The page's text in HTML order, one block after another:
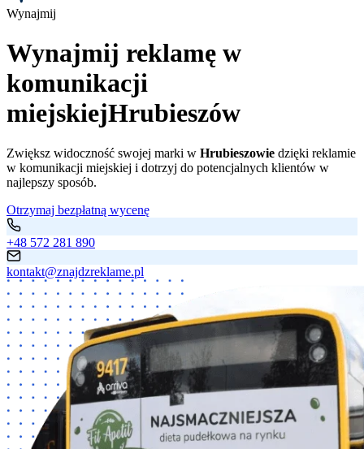
Wynajmij
Wynajmij reklamę w
komunikacji
miejskiejHrubieszów
Zwiększ widoczność swojej marki w Hrubieszowie dzięki reklamie
w komunikacji miejskiej i dotrzyj do potencjalnych klientów w
najlepszy sposób.
Otrzymaj bezpłatną wycenę
+48 572 281 890
kontakt@znajdzreklame.pl